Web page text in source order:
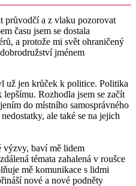
průvodčí a z vlaku pozorovat
času jsem se dostala
a protože mi svět ohraničený
jménem
už jen krůček k politice. Politika
Rozhodla jsem se začít
do místního samosprávného
ale také se na jejich
výzvy, baví mě lidem
témata zahalená v roušce
mě komunikace s lidmi
nové a nové podněty